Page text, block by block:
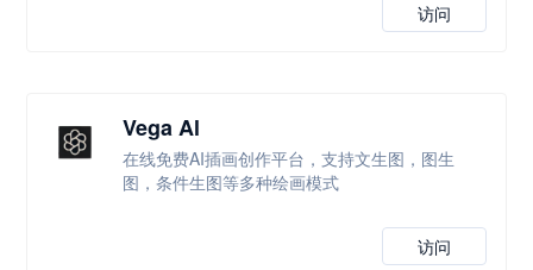
访问
Vega Al
在线免费AI插画创作平台，支持文生图，图生
图，条件生图等多种绘画模式
访问